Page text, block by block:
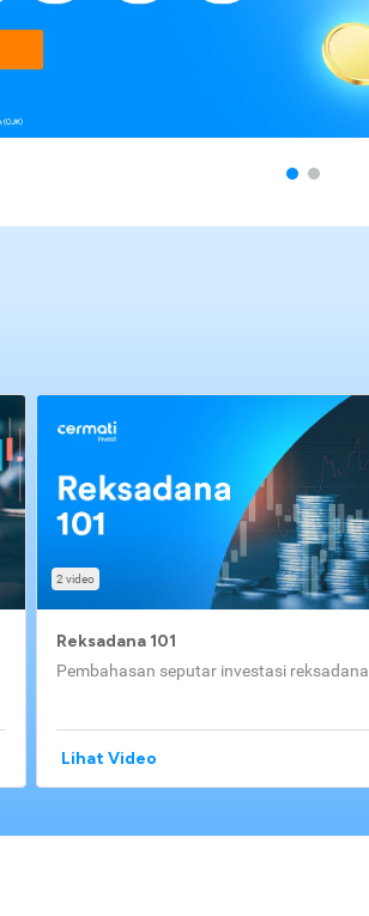
2 video
Reksadana 101
Pembahasan seputar investasi reksadana
Lihat Video